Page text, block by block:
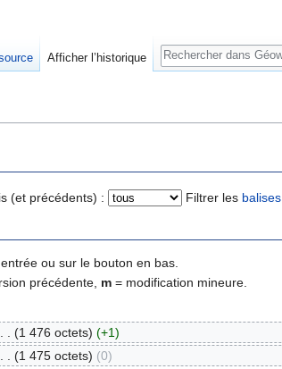
(et précédents) : Filtrer les balises
ou sur le bouton en bas.
précédente, m = modification mineure.
(1 476 octets) (+1)
(1 475 octets) (0)
Afficher l’historique
Rechercher